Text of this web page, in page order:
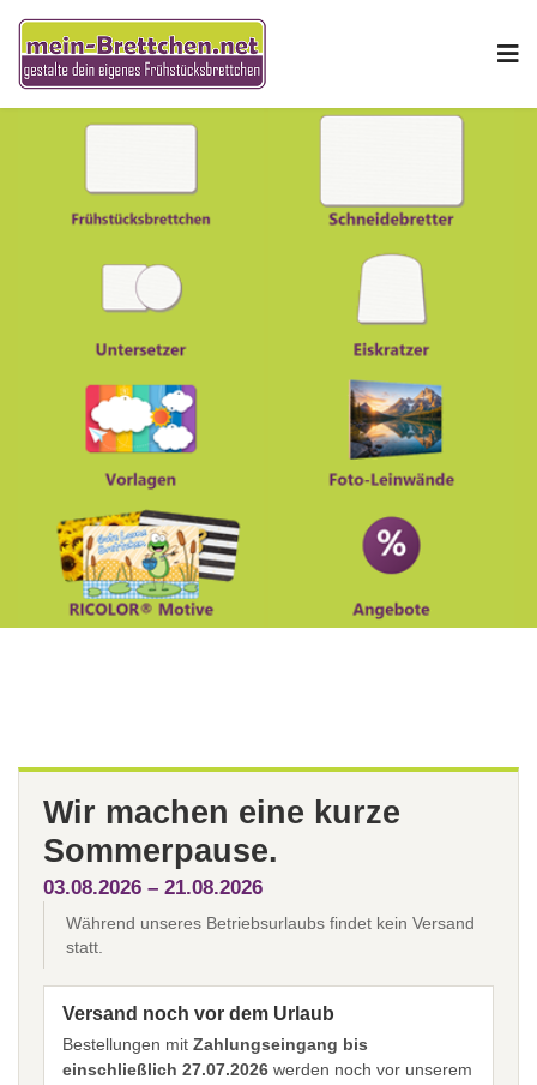
Wir machen eine kurze
Sommerpause.
03.08.2026 – 21.08.2026
Während unseres Betriebsurlaubs findet kein Versand
statt.
Versand noch vor dem Urlaub
Bestellungen mit Zahlungseingang bis
einschließlich 27.07.2026 werden noch vor unserem